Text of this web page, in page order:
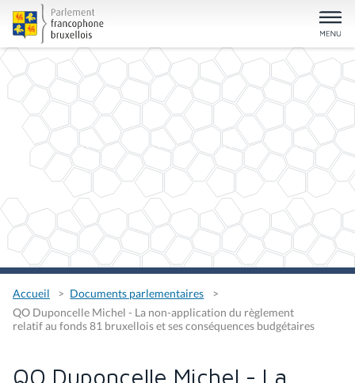
Accueil
Documents parlementaires
QO Duponcelle Michel - La non-application du règlement
relatif au fonds 81 bruxellois et ses conséquences budgétaires
QO Duponcelle Michel - La